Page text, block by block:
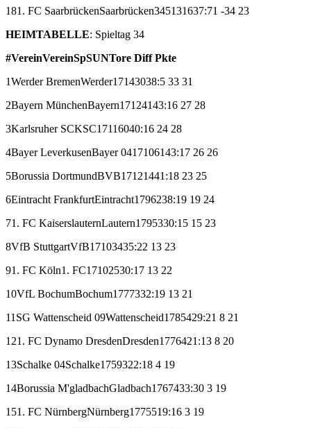
181. FC SaarbrückenSaarbrücken345131637:71 -34 23
HEIMTABELLE: Spieltag 34
#VereinVereinSpSUNTore Diff Pkte
1Werder BremenWerder17143038:5 33 31
2Bayern MünchenBayern17124143:16 27 28
3Karlsruher SCKSC17116040:16 24 28
4Bayer LeverkusenBayer 0417106143:17 26 26
5Borussia DortmundBVB17121441:18 23 25
6Eintracht FrankfurtEintracht1796238:19 19 24
71. FC KaiserslauternLautern1795330:15 15 23
8VfB StuttgartVfB17103435:22 13 23
91. FC Köln1. FC17102530:17 13 22
10VfL BochumBochum1777332:19 13 21
11 SG Wattenscheid 09Wattenscheid1785429:21 8 21
121. FC Dynamo DresdenDresden1776421:13 8 20
13Schalke 04Schalke1759322:18 4 19
14Borussia M'gladbachGladbach1767433:30 3 19
151. FC NürnbergNürnberg1775519:16 3 19